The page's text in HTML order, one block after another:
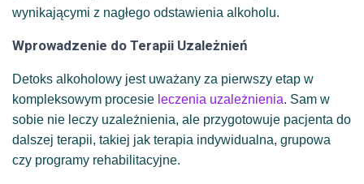
wynikającymi z nagłego odstawienia alkoholu.
Wprowadzenie do Terapii Uzależnień
Detoks alkoholowy jest uważany za pierwszy etap w
kompleksowym procesie leczenia uzależnienia. Sam w
sobie nie leczy uzależnienia, ale przygotowuje pacjenta do
dalszej terapii, takiej jak terapia indywidualna, grupowa
czy programy rehabilitacyjne.